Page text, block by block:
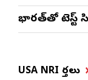
భారత్‌తో టెస్ట్
USA NRI వార్తలు